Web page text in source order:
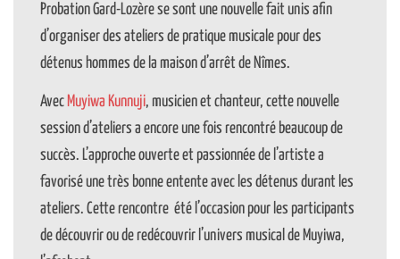
Probation Gard-Lozère se sont une nouvelle fait unis afin
d’organiser des ateliers de pratique musicale pour des
détenus hommes de la maison d’arrêt de Nîmes.
Avec Muyiwa Kunnuji, musicien et chanteur, cette nouvelle
session d’ateliers a encore une fois rencontré beaucoup de
succès. L’approche ouverte et passionnée de l’artiste a
favorisé une très bonne entente avec les détenus durant les
ateliers. Cette rencontre été l’occasion pour les participants
de découvrir ou de redécouvrir l’univers musical de Muyiwa,